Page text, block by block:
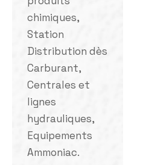
chimiques,
Station
Distribution dès
Carburant,
Centrales et
lignes
hydrauliques,
Equipements
Ammoniac.